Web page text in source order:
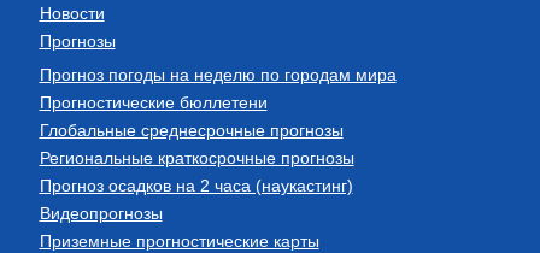
Новости
Прогнозы
Прогноз погоды на неделю по городам мира
Прогностические бюллетени
Глобальные среднесрочные прогнозы
Региональные краткосрочные прогнозы
Прогноз осадков на 2 часа (наукастинг)
Видеопрогнозы
Приземные прогностические карты